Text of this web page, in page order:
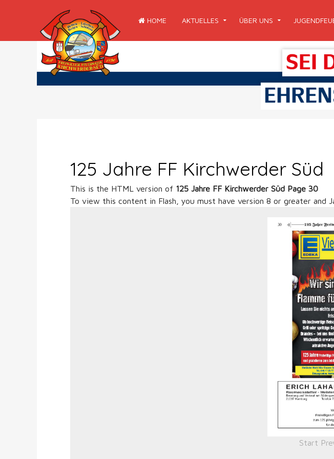
HOME AKTUELLES ÜBER UNS
125 Jahre FF Kirchwerder Süd
This is the HTML version of 125 Jahre FF Kirchwerder Süd Page 30
To view this content in Flash, you must have version 8 or greater and
Start